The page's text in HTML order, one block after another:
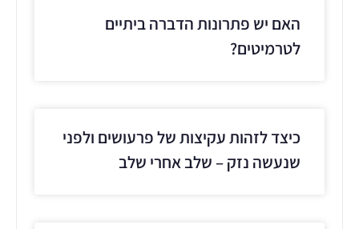
האם יש פתרונות הדברה ביתיים
לטרמיטים?
כיצד לזהות עקיצות של פרעושים ולפני
שנעשה נזק – שלב אחרי שלב